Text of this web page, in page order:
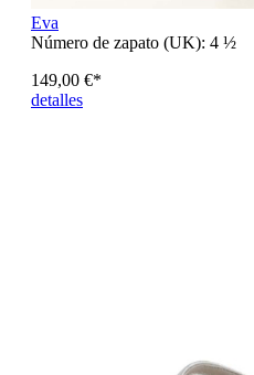
Eva
Número de zapato (UK): 4 ½
149,00 €*
detalles